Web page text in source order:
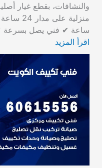
والنشافات، بقطع غيار
ساعة ✔ فني يصل بسرعة
اقرأ المزيد